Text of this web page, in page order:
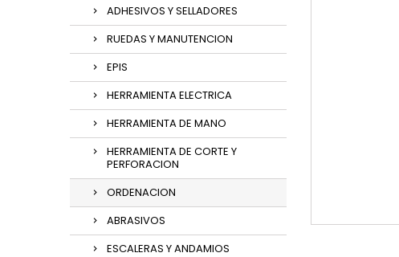
ADHESIVOS Y SELLADORES
RUEDAS Y MANUTENCION
EPIS
HERRAMIENTA ELECTRICA
HERRAMIENTA DE MANO
HERRAMIENTA DE CORTE Y
PERFORACION
ORDENACION
ABRASIVOS
ESCALERAS Y ANDAMIOS